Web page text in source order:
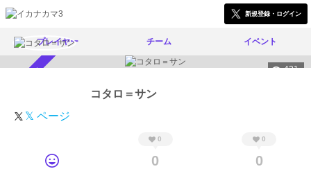
新規登録・ログイン
プレイヤー チーム イベント
421
コタロ＝サン
𝕏 ページ
0
0
0
0